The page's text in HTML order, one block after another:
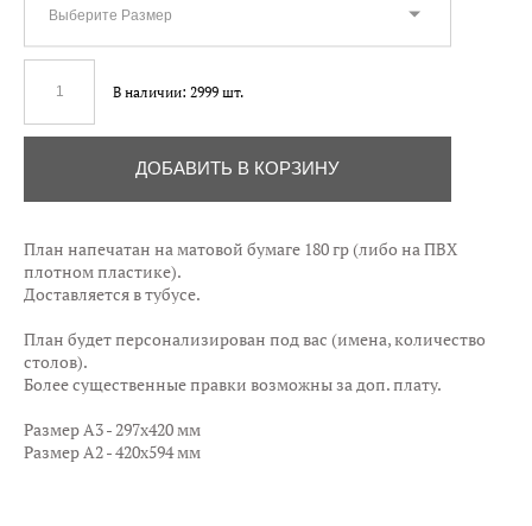
Выберите Размер
В наличии: 2999шт.
ДОБАВИТЬ В КОРЗИНУ
План напечатан на матовой бумаге 180 гр (либо на ПВХ
плотном пластике).
Доставляется в тубусе.
План будет персонализирован под вас (имена, количество
столов).
Более существенные правки возможны за доп. плату.
Размер А3 - 297х420 мм
Размер А2 - 420х594 мм